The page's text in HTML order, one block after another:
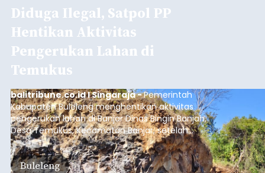
Diduga Ilegal, Satpol PP
Hentikan Aktivitas
Pengerukan Lahan di
Temukus
balitribune.co.id I Singaraja -Pemerintah
Kabupaten Buleleng menghentikan aktivitas
pengerukan lahan di Banjar Dinas Bingin Banjah,
Desa Temukus, Kecamatan Banjar, setelah
ditemukan indikasi kegiatan pengambilan
material yang tidak sesuai dengan peruntukan
kawasan.
Buleleng